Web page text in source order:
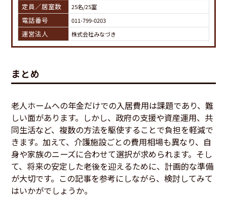
定員／居室数 25名/25室
電話番号 011-799-0203
運営法人 株式会社みなづき
まとめ
老人ホームへの年金だけでの入居費用は課題であり、難
しい面があります。しかし、政府の支援や資産運用、共
同生活など、複数の方法を駆使することで負担を軽減で
きます。加えて、介護施設ごとの費用相場も異なり、自
身や家族のニーズに合わせて選択が求められます。そし
て、将来の安定した老後を迎えるために、計画的な準備
が大切です。この記事を参考にしながら、検討してみて
はいかがでしょうか。